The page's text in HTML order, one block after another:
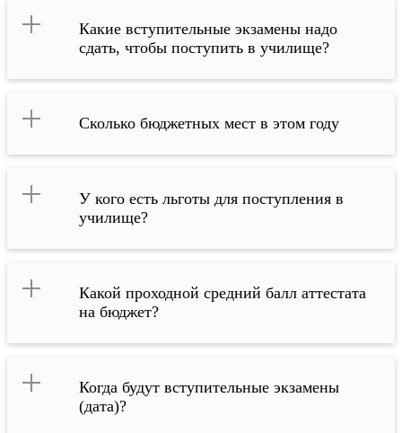
Какие вступительные экзамены надо
сдать, чтобы поступить в училище?
Сколько бюджетных мест в этом году
У кого есть льготы для поступления в
училище?
Какой проходной средний балл аттестата
на бюджет?
Когда будут вступительные экзамены
(дата)?